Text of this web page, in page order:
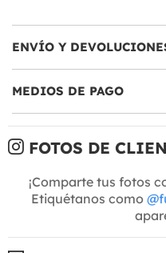
ENVÍO Y
MEDIOS DE PAGO
FOTOS DE
¡Comparte tus fotos
Etiquétanos como